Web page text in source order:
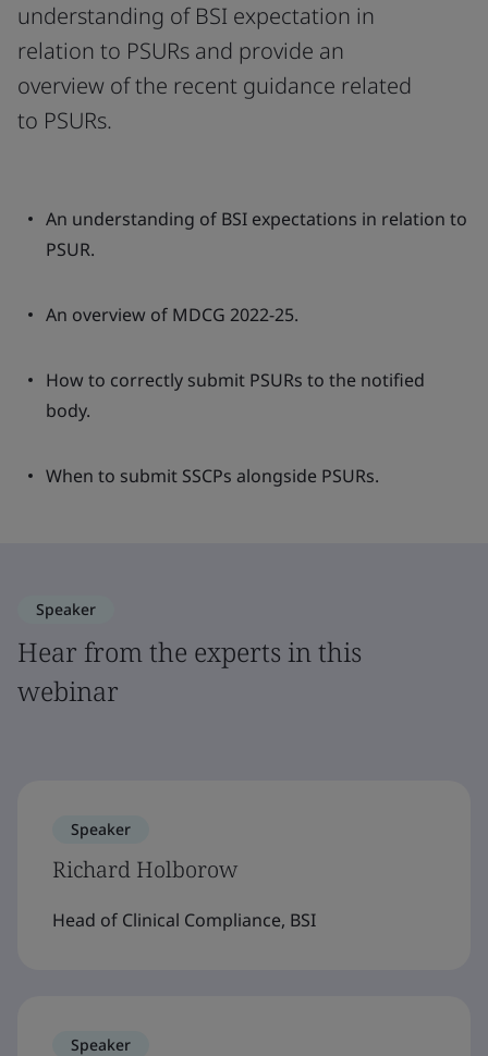
understanding of BSI expectation in
relation to PSURs and provide an
overview of the recent guidance related
to PSURs.
An understanding of BSI expectations in relation to
PSUR.
An overview of MDCG 2022-25.
How to correctly submit PSURs to the notified
body.
When to submit SSCPs alongside PSURs.
Speaker
Hear from the experts in this
webinar
Speaker
Richard Holborow
Head of Clinical Compliance, BSI
Speaker